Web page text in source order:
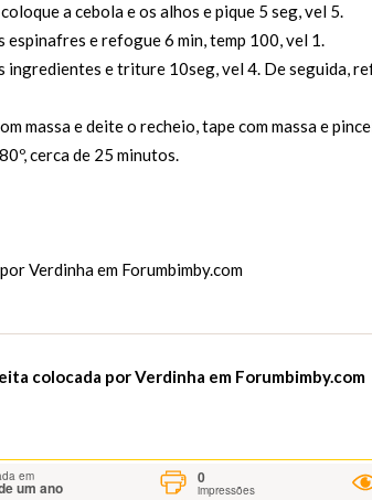
a cebola e os alhos e pique 5 seg, vel 5.
espinafres e refogue 6 min, temp 100, vel 1.
ingredientes e triture 10seg, vel 4. De seguida,
massa e deite o recheio, tape com massa e
cerca de 25 minutos.
Verdinha em Forumbimby.com
colocada por Verdinha em Forumbimby.com
em
um ano
0
impressões